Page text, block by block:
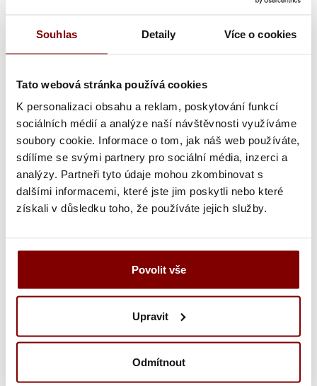
Souhlas Detaily Více o cookies
Tato webová stránka používá cookies
K personalizaci obsahu a reklam, poskytování funkcí
sociálních médií a analýze naší návštěvnosti využíváme
soubory cookie. Informace o tom, jak náš web používáte,
sdílíme se svými partnery pro sociální média, inzerci a
analýzy. Partneři tyto údaje mohou zkombinovat s
dalšími informacemi, které jste jim poskytli nebo které
získali v důsledku toho, že používáte jejich služby.
Povolit vše
Upravit
Odmítnout
Poznámka k výšivke
Grafická úprava loga a vyšití + 29.59€
Vyšitie loga + 5.10€
Grafická úprava a vyšitie (logo + text) + 34.69€